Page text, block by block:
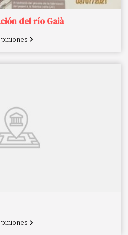
del río Gaià